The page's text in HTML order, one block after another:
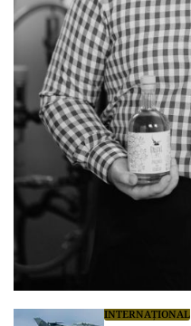
INTERNAȚIONAL